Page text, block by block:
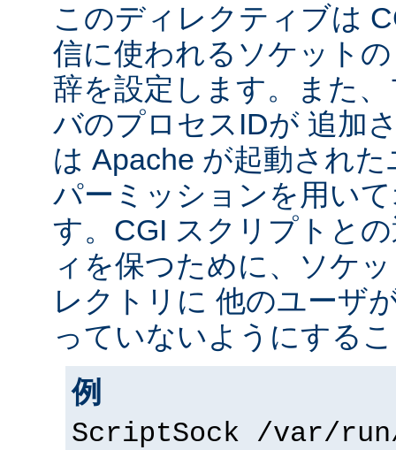
このディレクティブは
信に使われるソケット
辞を設定します。また
バのプロセスIDが 追加
は Apache が起動され
パーミッションを用い
す。CGI スクリプトと
ィを保つために、ソケ
レクトリに 他のユーザ
っていないようにする
例
ScriptSock /var/